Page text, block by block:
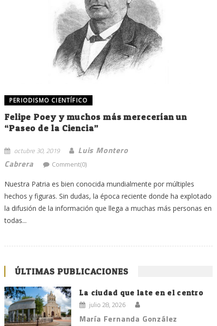
PERIODISMO CIENTÍFICO
Felipe Poey y muchos más merecerían un
“Paseo de la Ciencia”
octubre 30, 2019
Luis Montero
Cabrera
Comment(0)
Nuestra Patria es bien conocida mundialmente por múltiples
hechos y figuras. Sin dudas, la época reciente donde ha explotado
la difusión de la información que llega a muchas más personas en
todas...
ÚLTIMAS PUBLICACIONES
La ciudad que late en el centro
julio 28, 2026
María Fernanda González